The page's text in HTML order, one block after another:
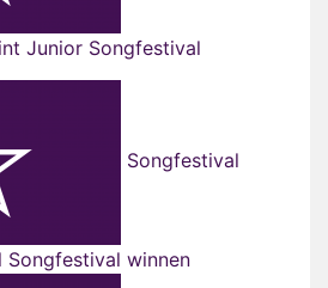
Junior Songfestival
Songfestival
Songfestival winnen